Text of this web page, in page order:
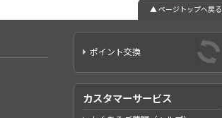
▲ ページトップへ戻る
ポイント交換
カスタマーサービス